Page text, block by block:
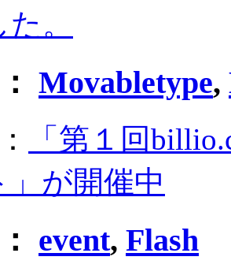
。
Movabletype,
「第１回
」が開催中
event, Flash